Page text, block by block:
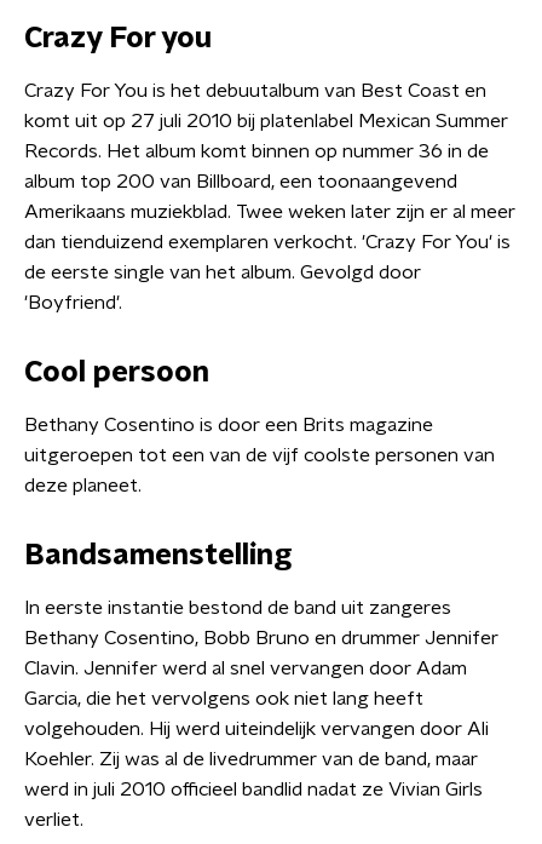
Crazy For you
Crazy For You is het debuutalbum van Best Coast en
komt uit op 27 juli 2010 bij platenlabel Mexican Summer
Records. Het album komt binnen op nummer 36 in de
album top 200 van Billboard, een toonaangevend
Amerikaans muziekblad. Twee weken later zijn er al meer
dan tienduizend exemplaren verkocht. 'Crazy For You' is
de eerste single van het album. Gevolgd door
'Boyfriend'.
Cool persoon
Bethany Cosentino is door een Brits magazine
uitgeroepen tot een van de vijf coolste personen van
deze planeet.
Bandsamenstelling
In eerste instantie bestond de band uit zangeres
Bethany Cosentino, Bobb Bruno en drummer Jennifer
Clavin. Jennifer werd al snel vervangen door Adam
Garcia, die het vervolgens ook niet lang heeft
volgehouden. Hij werd uiteindelijk vervangen door Ali
Koehler. Zij was al de livedrummer van de band, maar
werd in juli 2010 officieel bandlid nadat ze Vivian Girls
verliet.